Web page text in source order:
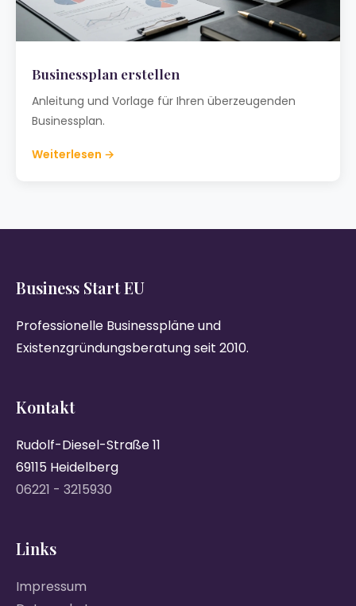
Businessplan erstellen
Anleitung und Vorlage für Ihren überzeugenden
Businessplan.
Weiterlesen →
Business Start EU
Professionelle Businesspläne und
Existenzgründungsberatung seit 2010.
Kontakt
Rudolf-Diesel-Straße 11
69115 Heidelberg
06221 - 3215930
Links
Impressum